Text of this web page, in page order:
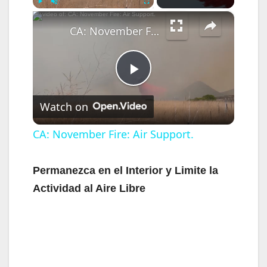
Play Unmute Fullscreen ×
P
l
y
CA: November Fire: Air Support.
Watch on
CA: November Fire: Air Support.
Permanezca en el Interior y Limite la
Actividad al Aire Libre